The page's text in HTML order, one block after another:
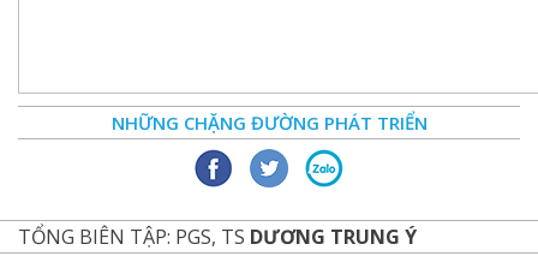
NHỮNG CHẶNG ĐƯỜNG PHÁT TRIỂN
TỔNG BIÊN TẬP: PGS, TS DƯƠNG TRUNG Ý